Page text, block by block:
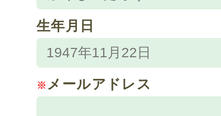
生年月日
※ メールアドレス